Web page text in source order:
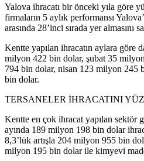
Yalova ihracatı bir önceki yıla göre
firmaların 5 aylık performansı
arasında 28’inci sırada yer almasını
Kentte yapılan ihracatın aylara göre
milyon 422 bin dolar, şubat 35
794 bin dolar, nisan 123 milyon 245
bin dolar.
TERSANELER İHRACATINI
Kentte en çok ihracat yapılan sektör
ayında 189 milyon 198 bin dolar
8,3’lük artışla 204 milyon 955 bin
milyon 195 bin dolar ile kimyevi